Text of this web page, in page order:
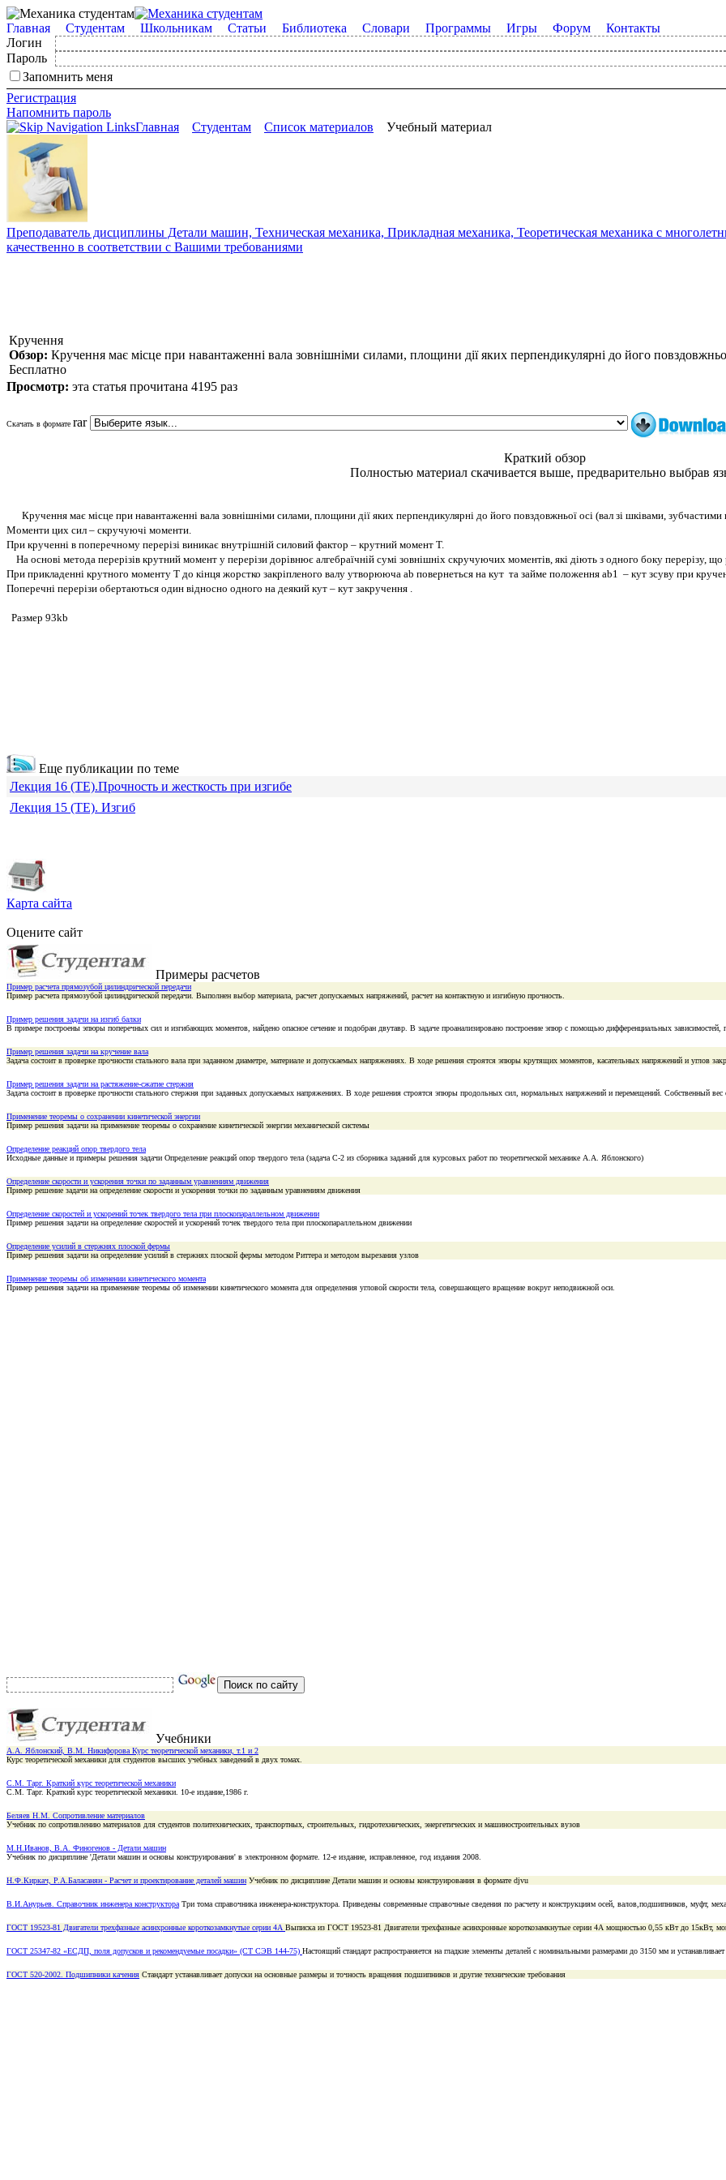
Главная Студентам Школьникам Статьи Библиотека Словари Программы Игры Форум
Контакты
Логин
Пароль
Запомнить меня
Регистрация
Напомнить пароль
Главная
Студентам Список материалов Учебный материал
Преподаватель дисциплины Детали машин, Техническая механика, Прикладная механика, Теоретическая механика с
качественно в соответствии с Вашими требованиями
Кручення
Обзор: Кручення має місце при навантаженні вала зовнішніми силами, площини дії яких перпендикулярні до його
Бесплатно
Просмотр: эта статья прочитана 4195 раз
Скачать в формате rar
Краткий обзор
Полностью материал скачивается выше, предварительно выбрав
Кручення має місце при навантаженні вала зовнішніми силами, площини дії яких перпендикулярні до його повздовжньої осі (вал зі шківами, зубчастими
Моменти цих сил – скручуючі моменти.
При крученні в поперечному перерізі виникає внутрішній силовий фактор – крутний момент Т.
На основі метода перерізів крутний момент у перерізи дорівнює алгебраїчній сумі зовнішніх скручуючих моментів, які діють з одного боку перерізу, що
При прикладенні крутного моменту Т до кінця жорстко закріпленого валу утворююча ab повернеться на кут та займе положення ab1 – кут зсуву при
Поперечні перерізи обертаються один відносно одного на деякий кут – кут закручення .
Размер 93kb
Еще публикации по теме
Лекция 16 (ТЕ).Прочность и жесткость при изгибе
Лекция 15 (ТЕ). Изгиб
Карта сайта
Оцените сайт
Примеры расчетов
Пример расчета прямозубой цилиндрической передачи
Пример расчета прямозубой цилиндрической передачи. Выполнен выбор материала, расчет допускаемых напряжений, расчет на контактную и изгибную прочность.
Пример решения задачи на изгиб балки
В примере построены эпюры поперечных сил и изгибающих моментов, найдено опасное сечение и подобран двутавр. В задаче проанализировано построение эпюр с помощью дифференциальных зависимостей,
Пример решения задачи на кручение вала
Задача состоит в проверке прочности стального вала при заданном диаметре, материале и допускаемых напряжениях. В ходе решения строятся эпюры крутящих моментов, касательных напряжений и углов
Пример решения задачи на растяжение-сжатие стержня
Задача состоит в проверке прочности стального стержня при заданных допускаемых напряжениях. В ходе решения строятся эпюры продольных сил, нормальных напряжений и перемещений. Собственный вес
Применение теоремы о сохранении кинетической энергии
Пример решения задачи на применение теоремы о сохранение кинетической энергии механической системы
Определение реакций опор твердого тела
Исходные данные и примеры решения задачи Определение реакций опор твердого тела (задача С-2 из cборника заданий для курсовых работ по теоретической механике А.А. Яблонского)
Определение скорости и ускорения точки по заданным уравнениям движения
Пример решение задачи на определение скорости и ускорения точки по заданным уравнениям движения
Определение скоростей и ускорений точек твердого тела при плоскопараллельном движении
Пример решения задачи на определение скоростей и ускорений точек твердого тела при плоскопараллельном движении
Определение усилий в стержнях плоской фермы
Пример решения задачи на определение усилий в стержнях плоской фермы методом Риттера и методом вырезания узлов
Применение теоремы об изменении кинетического момента
Пример решения задачи на применение теоремы об изменении кинетического момента для определения угловой скорости тела, совершающего вращение вокруг неподвижной оси.
Учебники
А.А. Яблонский, В.М. Никифорова Курс теоретической механики, т.1 и 2
Курс теоретической механики для студентов высших учебных заведений в двух томах.
С.М. Тарг. Краткий курс теоретической механики
С.М. Тарг. Краткий курс теоретической механики. 10-е издание,1986 г.
Беляев Н.М. Сопротивление материалов
Учебник по сопротивлению материалов для студентов политехнических, транспортных, строительных, гидротехнических, энергетических и машиностроительных вузов
М.Н.Иванов, В.А. Финогенов - Детали машин
Учебник по дисциплине 'Детали машин и основы конструирования' в электронном формате. 12-е издание, исправленное, год издания 2008.
Н.Ф.Киркач, Р.А.Баласанян - Расчет и проектирование деталей машин Учебник по дисциплине Детали машин и основы конструирования в формате djvu
В.И.Анурьев. Справочник инженера конструктора Три тома cправочника инженера-конструктора. Приведены современные справочные сведения по расчету и конструкциям осей, валов,подшипников, муфт,
ГОСТ 19523-81 Двигатели трехфазные асинхронные короткозамкнутые серии 4А Выписка из ГОСТ 19523-81 Двигатели трехфазные асинхронные короткозамкнутые серии 4А мощностью 0,55 кВт до 15кВт,
ГОСТ 25347-82 «ЕСДП, поля допусков и рекомендуемые посадки» (СТ СЭВ 144-75) Настоящий стандарт распространяется на гладкие элементы деталей с номинальными размерами до 3150 мм и
ГОСТ 520-2002. Подшипники качения Стандарт устанавливает допуски на основные размеры и точность вращения подшипников и другие технические требования